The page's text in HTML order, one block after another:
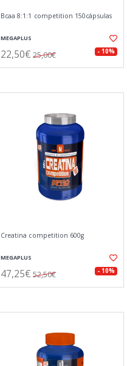
Bcaa 8:1:1 competition 150cápsulas
MEGAPLUS
22,50€ 25,00€ - 10%
Creatina competition 600g
MEGAPLUS
47,25€ 52,50€ - 10%